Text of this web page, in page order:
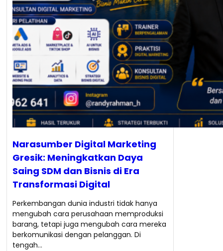
Narasumber Digital Marketing
Gresik: Meningkatkan Daya
Saing SDM dan Bisnis di Era
Transformasi Digital
Perkembangan dunia industri tidak hanya
mengubah cara perusahaan memproduksi
barang, tetapi juga mengubah cara mereka
berkomunikasi dengan pelanggan. Di
tengah…